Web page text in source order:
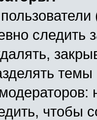
следить
чтобы